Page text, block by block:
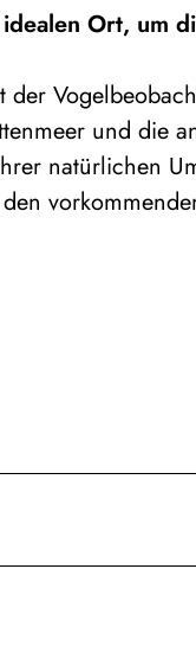
Ort, um
und die
natürlichen